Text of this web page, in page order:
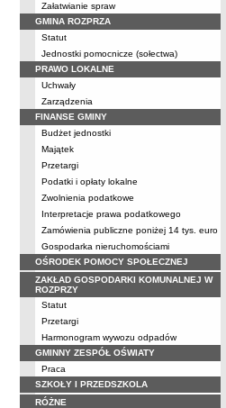
Załatwianie spraw
GMINA ROZPRZA
Statut
Jednostki pomocnicze (sołectwa)
PRAWO LOKALNE
Uchwały
Zarządzenia
FINANSE GMINY
Budżet jednostki
Majątek
Przetargi
Podatki i opłaty lokalne
Zwolnienia podatkowe
Interpretacje prawa podatkowego
Zamówienia publiczne poniżej 14 tys. euro
Gospodarka nieruchomościami
OŚRODEK POMOCY SPOŁECZNEJ
ZAKŁAD GOSPODARKI KOMUNALNEJ W
ROZPRZY
Statut
Przetargi
Harmonogram wywozu odpadów
GMINNY ZESPÓŁ OŚWIATY
Praca
SZKOŁY I PRZEDSZKOLA
RÓŻNE